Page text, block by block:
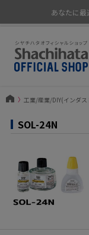
あなたに
〉 工業/産業/DIY(インダス
SOL-24N